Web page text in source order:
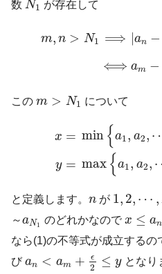
数 N1 が存在して
m, n > N1 ⟹ |an −
⟺ am −
この m > N1
m >N 1 について
x = min {a1, a2,
y = max {a1, a2,
,a
と定義します。 n
n が 1, 2, ⋯ ,
1 2
～aN1
aN 1のどれかなので x ≤ an
x≤a n≤
なら(1)の不等式が成立するの
びan < am + ϵ
2 ≤ y
a 2 ≤ となり